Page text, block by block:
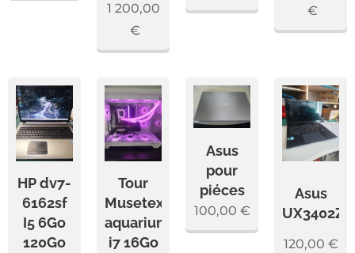
1 200,00
€
€
HP dv7-
6162sf
I5 6Go
120Go
Tour
Musetex
aquarium
i7 16Go
Asus
pour
piéces
100,00 €
Asus
UX3402Z
120,00 €